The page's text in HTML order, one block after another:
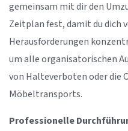
gemeinsam mit dir den
Zeitplan fest, damit du dich
Herausforderungen
um alle organisatorischen
von Halteverboten oder die
Möbeltransports.
Professionelle